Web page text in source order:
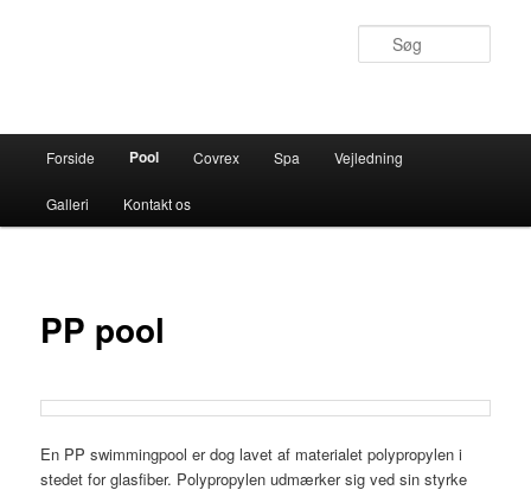
Fortsæt
til
indhold
Forside Pool Covrex Spa Vejledning
Galleri Kontakt os
PP pool
En PP swimmingpool er dog lavet af materialet polypropylen i
stedet for glasfiber. Polypropylen udmærker sig ved sin styrke